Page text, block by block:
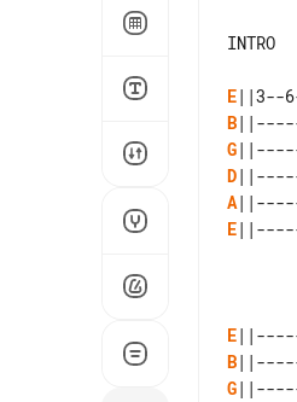
INTRO
E
B
G
D
A
E
E
B
G